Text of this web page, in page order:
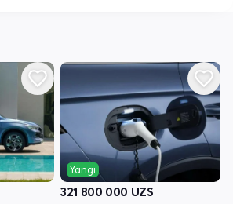
Yangi
321 800 000 UZS